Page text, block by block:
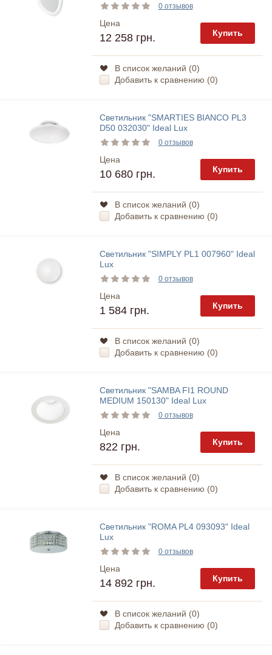
0 отзывов
Цена
12 258 грн. Купить
В список желаний (0)
Добавить к сравнению (0)
Светильник "SMARTIES BIANCO PL3
D50 032030" Ideal Lux
0 отзывов
Цена
10 680 грн. Купить
В список желаний (0)
Добавить к сравнению (0)
Светильник "SIMPLY PL1 007960" Ideal
Lux
0 отзывов
Цена
1 584 грн. Купить
В список желаний (0)
Добавить к сравнению (0)
Светильник "SAMBA FI1 ROUND
MEDIUM 150130" Ideal Lux
0 отзывов
Цена
822 грн. Купить
В список желаний (0)
Добавить к сравнению (0)
Светильник "ROMA PL4 093093" Ideal
Lux
0 отзывов
Цена
14 892 грн. Купить
В список желаний (0)
Добавить к сравнению (0)